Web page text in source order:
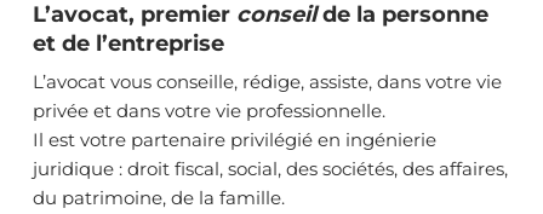
L’avocat, premier conseilde la personne
et de l’entreprise
L’avocat vous conseille, rédige, assiste, dans votre vie
privée et dans votre vie professionnelle.
Il est votre partenaire privilégié en ingénierie
juridique : droit fiscal, social, des sociétés, des affaires,
du patrimoine, de la famille.